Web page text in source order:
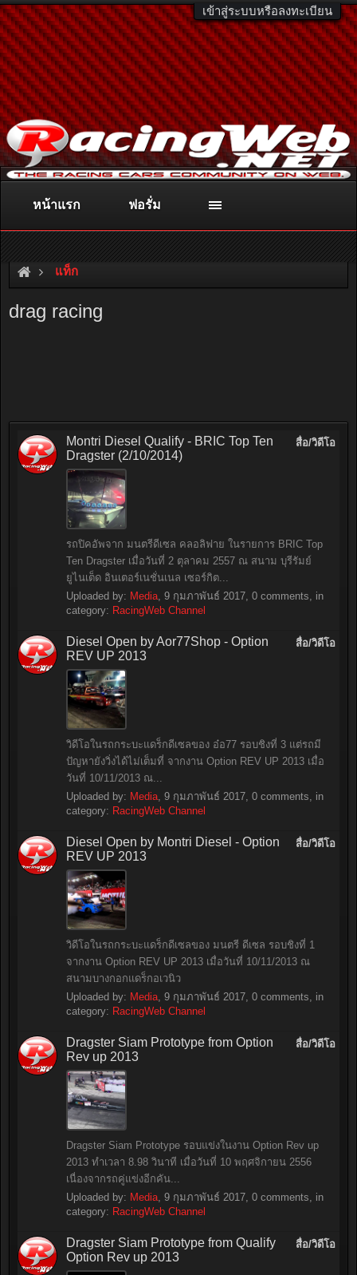
เข้าสู่ระบบหรือลงทะเบียน
ติดต่อลงโฆษณา racingweb@gmail.comหรือโทร. 081-811-1138
หรืออ่านรายละเอียดเพิ่มเติม คลิกที่นี่
แท็ก
drag racing
สื่อ/วิดีโอ
Montri Diesel Qualify - BRIC Top Ten
Dragster (2/10/2014)
รถปิคอัพจาก มนตรีดีเซล คลอลิฟาย ในรายการ BRIC Top
Ten Dragster เมื่อวันที่ 2 ตุลาคม 2557 ณ สนาม บุรีรัมย์
ยูไนเต็ด อินเตอร์เนชั่นเนล เซอร์กิต...
Uploaded by: Media, 9 กุมภาพันธ์ 2017, 0 comments, in
category: RacingWeb Channel
สื่อ/วิดีโอ
Diesel Open by Aor77Shop - Option
REV UP 2013
วิดีโอในรถกระบะแดร็กดีเซลของ อ๋อ77 รอบชิงที่ 3 แต่รถมี
ปัญหายังวิ่งได้ไม่เต็มที่ จากงาน Option REV UP 2013 เมื่อ
วันที่ 10/11/2013 ณ...
Uploaded by: Media, 9 กุมภาพันธ์ 2017, 0 comments, in
category: RacingWeb Channel
สื่อ/วิดีโอ
Diesel Open by Montri Diesel - Option
REV UP 2013
วิดีโอในรถกระบะแดร็กดีเซลของ มนตรี ดีเซล รอบชิงที่ 1
จากงาน Option REV UP 2013 เมื่อวันที่ 10/11/2013 ณ
สนามบางกอกแดร็กอเวนิว
Uploaded by: Media, 9 กุมภาพันธ์ 2017, 0 comments, in
category: RacingWeb Channel
สื่อ/วิดีโอ
Dragster Siam Prototype from Option
Rev up 2013
Dragster Siam Prototype รอบแข่งในงาน Option Rev up
2013 ทำเวลา 8.98 วินาที เมื่อวันที่ 10 พฤศจิกายน 2556
เนื่องจากรถคู่แข่งอีกคัน...
Uploaded by: Media, 9 กุมภาพันธ์ 2017, 0 comments, in
category: RacingWeb Channel
สื่อ/วิดีโอ
Dragster Siam Prototype from Qualify
Option Rev up 2013
หน้าแรก ฟอรั่ม